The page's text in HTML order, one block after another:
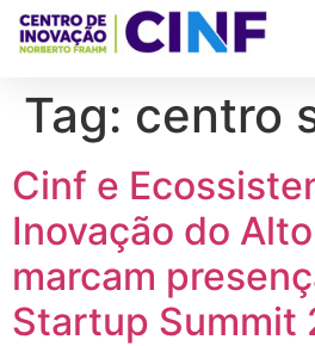
Tag: centro
Cinf e
Inovação do
marcam
Startup Summit